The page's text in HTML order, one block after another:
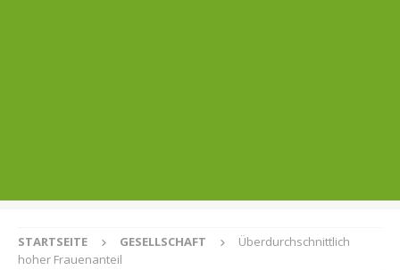
STARTSEITE GESELLSCHAFT
Überdurchschnittlich
hoher Frauenanteil